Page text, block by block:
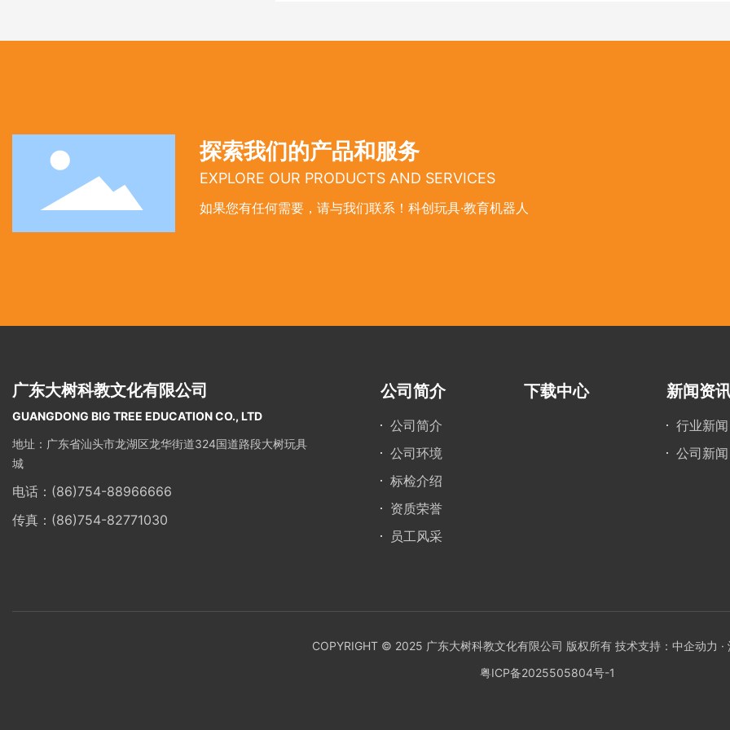
探索我们的产品和服务
EXPLORE OUR PRODUCTS AND SERVICES
如果您有任何需要，请与我们联系！科创玩具·教育机器人
广东大树科教文化有限公司
GUANGDONG BIG TREE EDUCATION CO., LTD
地址：广东省汕头市龙湖区龙华街道324国道路段大树玩具
城
电话： (86)754-88966666
传真：(86)754-82771030
公司简介
公司简介
公司环境
标检介绍
资质荣誉
员工风采
下载中心 新闻资
行业新闻
公司新闻
COPYRIGHT © 2025 广东大树科教文化有限公司 版权所有 技术支持： 中企动力 ·
粤ICP备2025505804号-1